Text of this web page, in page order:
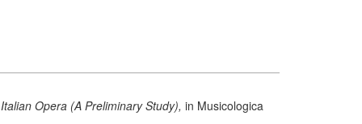
Opera (A Preliminary Study), in Musicologica